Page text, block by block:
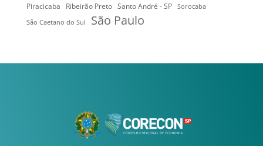
Piracicaba Ribeirão Preto Santo André - SP
Sorocaba
São Caetano do Sul
São Paulo